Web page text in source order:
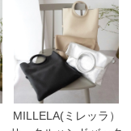
MILLELA(ミレッラ）